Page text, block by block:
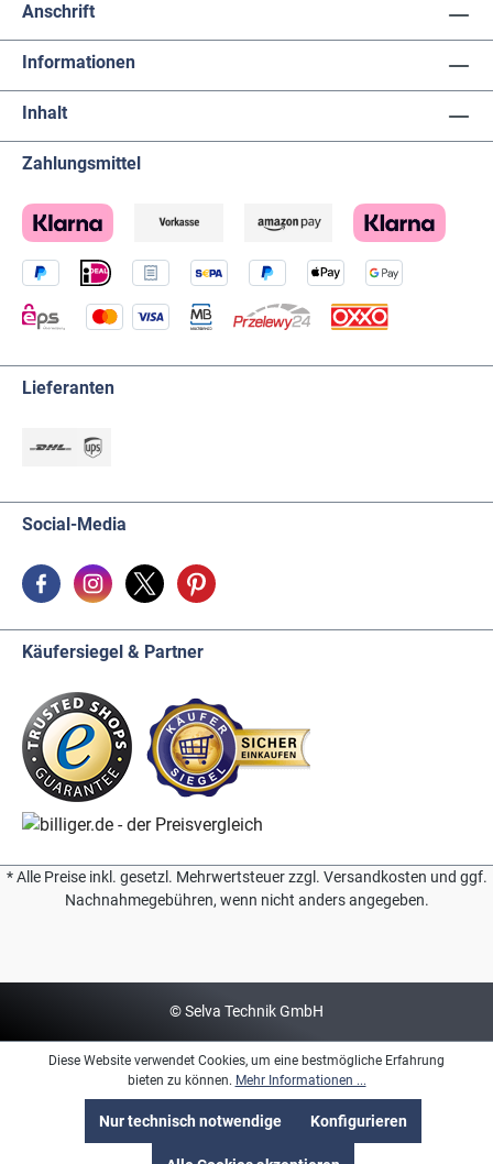
Anschrift
Informationen
Inhalt
Zahlungsmittel
Lieferanten
Social-Media
Käufersiegel & Partner
* Alle Preise inkl. gesetzl. Mehrwertsteuer zzgl. Versandkosten und ggf.
Nachnahmegebühren, wenn nicht anders angegeben.
© Selva Technik GmbH
Diese Website verwendet Cookies, um eine bestmögliche Erfahrung
bieten zu können. Mehr Informationen ...
Nur technisch notwendige Konfigurieren